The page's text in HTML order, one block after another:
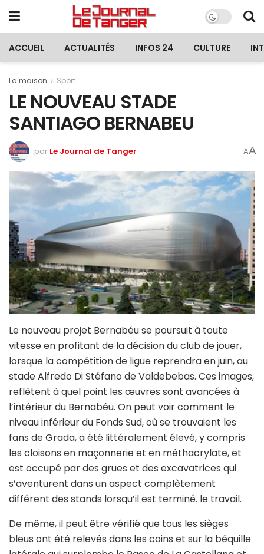
ACCUEIL ACTUALITÉS INFOS 24 CULTURE
La maison Sport
LE NOUVEAU STADE
SANTIAGO BERNABEU
par Le Journal de Tanger AA
Le nouveau projet Bernabéu se poursuit à toute
vitesse en profitant de la décision du club de jouer,
lorsque la compétition de ligue reprendra en juin, au
stade Alfredo Di Stéfano de Valdebebas. Ces images,
reflètent à quel point les œuvres sont avancées à
l’intérieur du Bernabéu. On peut voir comment le
niveau inférieur du Fonds Sud, où se trouvaient les
fans de Grada, a été littéralement élevé, y compris
les cloisons en maçonnerie et en méthacrylate, et
est occupé par des grues et des excavatrices qui
s’aventurent dans un aspect complètement
différent des stands lorsqu’il est terminé. le travail.
De même, il peut être vérifié que tous les sièges
bleus ont été relevés dans les coins et sur la béquille